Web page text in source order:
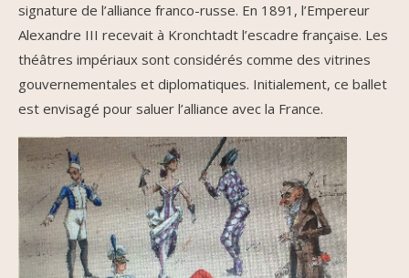
signature de l’alliance franco-russe. En 1891, l’Empereur
Alexandre III recevait à Kronchtadt l’escadre française. Les
théâtres impériaux sont considérés comme des vitrines
gouvernementales et diplomatiques. Initialement, ce ballet
est envisagé pour saluer l’alliance avec la France.